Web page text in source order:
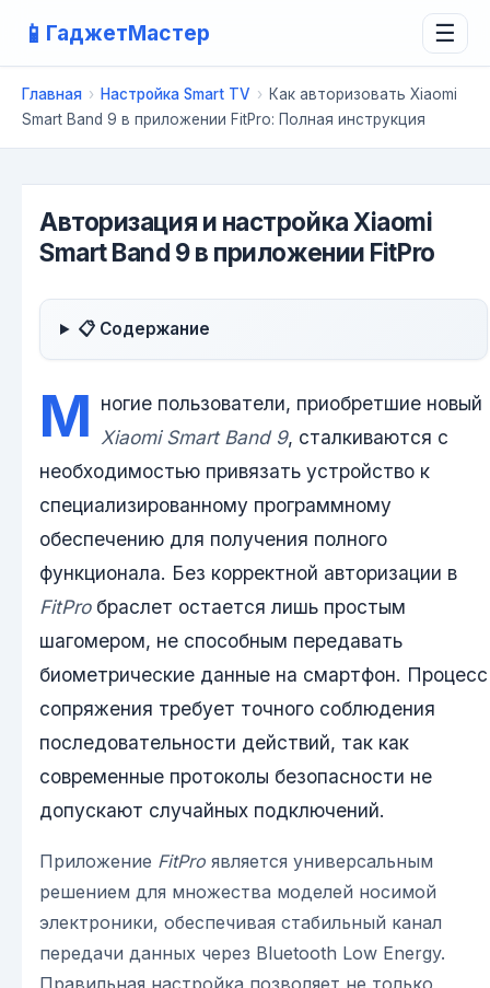
📱 ГаджетМастер ☰
Главная › Настройка Smart TV › Как авторизовать Xiaomi
Smart Band 9 в приложении FitPro: Полная инструкция
Авторизация и настройка Xiaomi
Smart Band 9 в приложении FitPro
📋 Содержание
М ногие пользователи, приобретшие новый
Xiaomi Smart Band 9, сталкиваются с
необходимостью привязать устройство к
специализированному программному
обеспечению для получения полного
функционала. Без корректной авторизации в
FitProбраслет остается лишь простым
шагомером, не способным передавать
биометрические данные на смартфон. Процесс
сопряжения требует точного соблюдения
последовательности действий, так как
современные протоколы безопасности не
допускают случайных подключений.
Приложение FitPro является универсальным
решением для множества моделей носимой
электроники, обеспечивая стабильный канал
передачи данных через Bluetooth Low Energy.